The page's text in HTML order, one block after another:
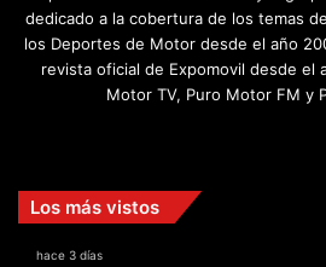
dedicado a la cobertura de los temas
los Deportes de Motor desde el año
revista oficial de Expomovil desde el
Motor TV, Puro Motor FM y
Los más vistos
hace 3 días